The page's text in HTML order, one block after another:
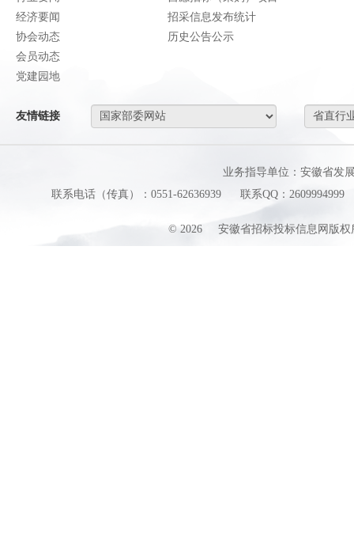
经济要闻
协会动态
会员动态
党建园地
招采信息发布统计
历史公告公示
友情链接
业务指导单位：安徽省发
联系电话（传真）：0551-62636939
联系QQ：2609994999
© 2026 安徽省招标投标信息网版